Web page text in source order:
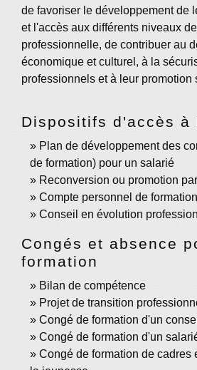
de favoriser le développement de
et l'accès aux différents niveaux
professionnelle, de contribuer au
économique et culturel, à la
professionnels et à leur promotion
Dispositifs d'accès à
Plan de développement des
de formation) pour un salarié
Reconversion ou promotion
Compte personnel de
Conseil en évolution
Congés et absence
formation
Bilan de compétence
Projet de transition
Congé de formation d'un
Congé de formation d'un
Congé de formation de cadres